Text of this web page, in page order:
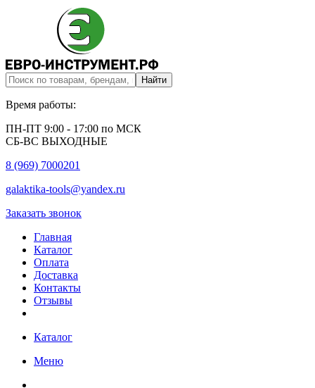
Время работы:
ПН-ПТ 9:00 - 17:00 по МСК
СБ-ВС ВЫХОДНЫЕ
8 (969) 7000201
galaktika-tools@yandex.ru
Заказать звонок
Главная
Каталог
Оплата
Доставка
Контакты
Отзывы
Каталог
Меню